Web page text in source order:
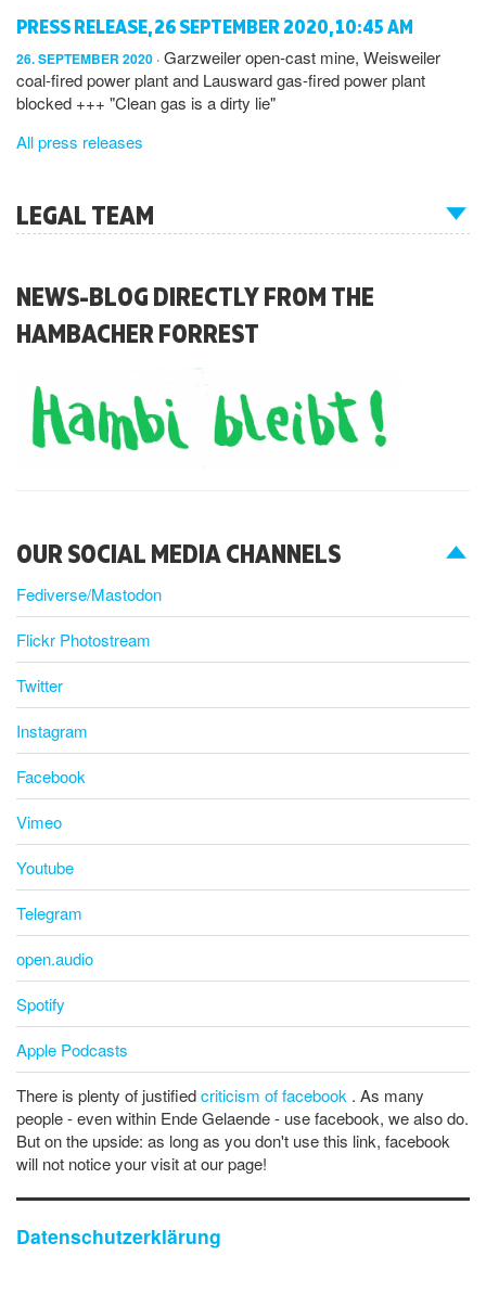
PRESS RELEASE, 26 SEPTEMBER 2020, 10:45 AM
26. SEPTEMBER 2020 Garzweiler open-cast mine, Weisweiler
coal-fired power plant and Lausward gas-fired power plant
blocked +++ "Clean gas is a dirty lie"
All press releases
LEGAL TEAM
NEWS-BLOG DIRECTLY FROM THE
HAMBACHER FORREST
OUR SOCIAL MEDIA CHANNELS
Fediverse/Mastodon
Flickr Photostream
Twitter
Instagram
Facebook
Vimeo
Youtube
Telegram
open.audio
Spotify
Apple Podcasts
There is plenty of justifiedcriticism of facebook . As many
people - even within Ende Gelaende - use facebook, we also do.
But on the upside: as long as you don't use this link, facebook
will not notice your visit at our page!
Datenschutzerklärung